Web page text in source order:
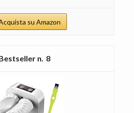
su Amazon
8